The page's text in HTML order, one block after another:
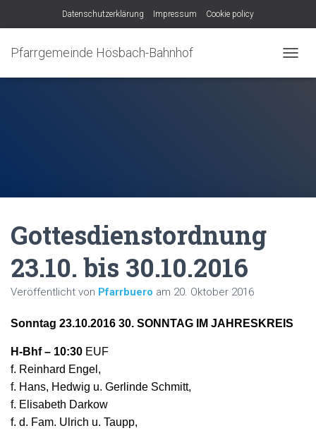
Datenschutzerklärung Impressum Cookie policy
Pfarrgemeinde Hösbach-Bahnhof
A
U
N
Gottesdienstordnung
23.10. bis 30.10.2016
Veröffentlicht von Pfarrbuero am 20. Oktober 2016
Sonntag 23.10.2016 30. SONNTAG IM JAHRESKREIS
H-Bhf – 10:30 EUF
f. Reinhard Engel,
f. Hans, Hedwig u. Gerlinde Schmitt,
f. Elisabeth Darkow
f. d. Fam. Ulrich u. Taupp,